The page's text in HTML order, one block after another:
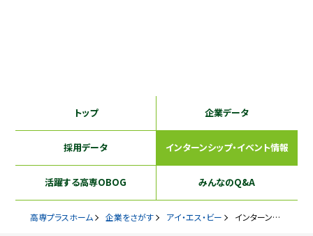
トップ 企業データ
採用データ インターンシップ・イベント情報
活躍する高専OBOG みんなのQ&A
高専プラスホーム 企業をさがす アイ・エス・ビー インターンシップ・イベント情報